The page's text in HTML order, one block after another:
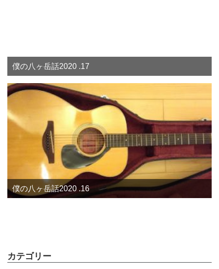
僕の八ヶ岳話2020 .17
僕の八ヶ岳話2020 .16
カテゴリー